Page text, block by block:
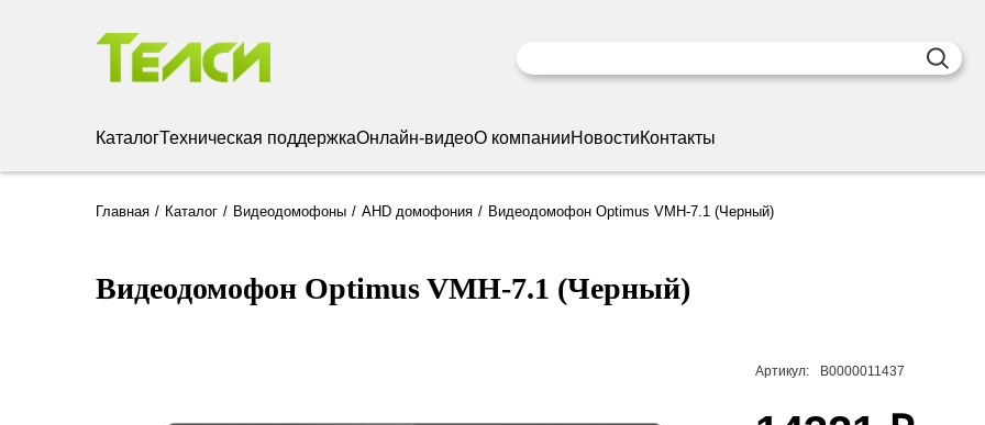
КаталогТехническая поддержкаОнлайн-видеоО компанииНовостиКонтакты
Главная Каталог Видеодомофоны AHD домофония Видеодомофон Optimus VMH-7.1 (Черный)
Видеодомофон Optimus VMH-7.1 (Черный)
Артикул: В0000011437